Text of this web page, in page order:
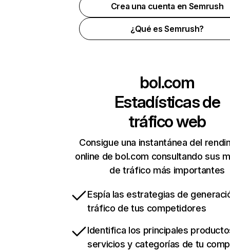
Crea una cuenta en Semrush
¿Qué es Semrush?
bol.com
Estadísticas de
tráfico web
Consigue una instantánea del
online de bol.com consultando sus
de tráfico más importantes
Espía las estrategias de
tráfico de tus competidores
Identifica los principales
servicios y categorías de tu